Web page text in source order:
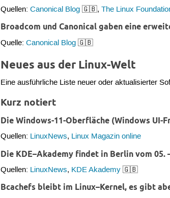
Quellen:Canonical Blog 🇬🇧,The Linux
Broadcom und Canonical gaben eine
Quelle:Canonical Blog 🇬🇧
Neues aus der Linux-Welt
Eine ausführliche Liste neuer oder aktualisierter
Kurz notiert
Die Windows-11-Oberfläche (Windows
Quellen: LinuxNews, Linux Magazin online
Die KDE–Akademy findet in Berlin vom 05.
Quellen: LinuxNews, KDE Akademy 🇬🇧
Bcachefs bleibt im Linux–Kernel, es gibt